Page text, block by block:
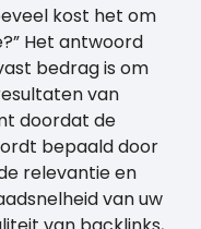
kost het om
Het antwoord
bedrag is om
van
doordat de
bepaald door
relevantie en
van uw